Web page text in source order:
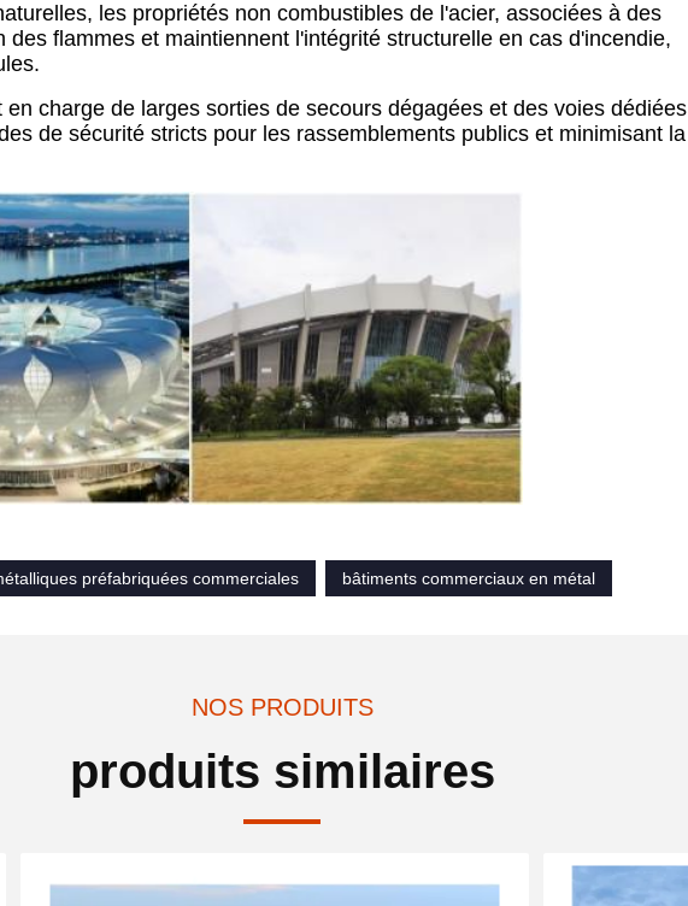
les propriétés non combustibles de l'acier, associées à des
flammes et maintiennent l'intégrité structurelle en cas d'incendie,
charge de larges sorties de secours dégagées et des voies dédiées
de sécurité stricts pour les rassemblements publics et minimisant la
préfabriquées commerciales bâtiments commerciaux en métal
NOS PRODUITS
produits similaires